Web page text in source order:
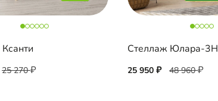
25 270
Стеллаж Юлара-3Н
25 950 48 960